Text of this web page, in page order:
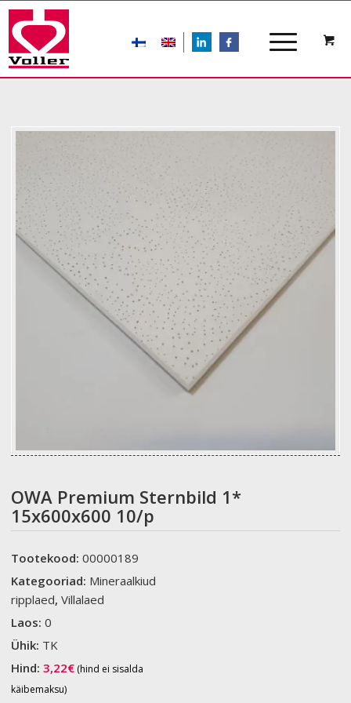
LIn
OWA Premium Sternbild 1*
15x600x600 10/p
Tootekood:00000189
Kategooriad: Mineraalkiud
ripplaed,Villalaed
Laos:0
Ühik: TK
Hind:3,22€ (hind ei sisalda
käibemaksu)